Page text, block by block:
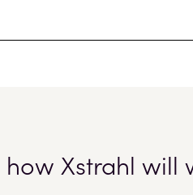
Xstrahl will